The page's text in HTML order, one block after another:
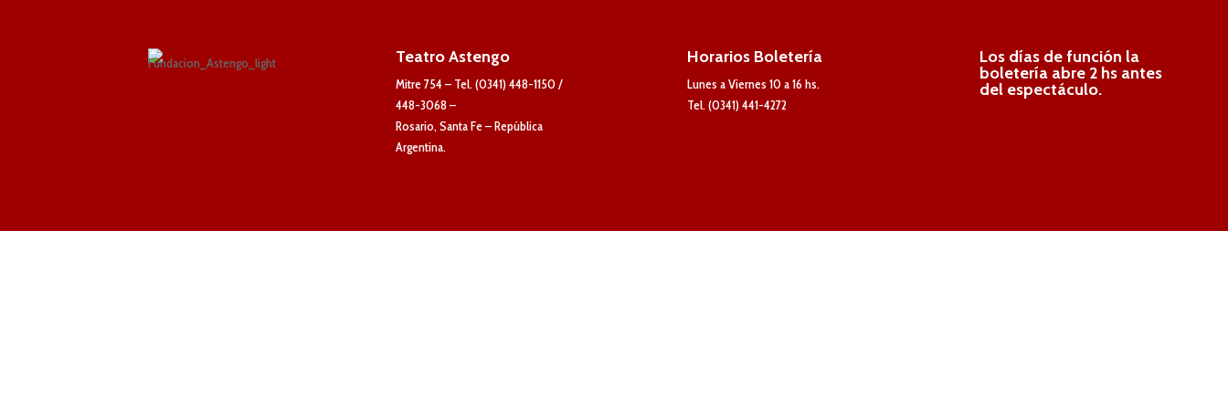
Teatro Astengo
Mitre 754 – Tel. (0341) 448-1150 /
448-3068 –
Rosario, Santa Fe – República
Argentina.
Horarios Boletería
Lunes a Viernes 10 a 16 hs.
Tel. (0341) 441-4272
Los días de función la
boletería abre 2 hs antes
del espectáculo.